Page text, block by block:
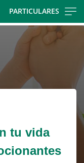
PARTICULARES
tu vida